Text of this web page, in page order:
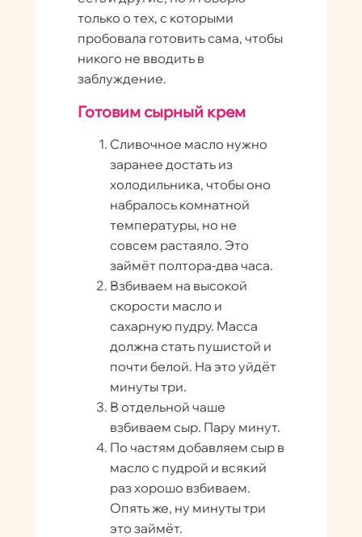
только о тех, с которыми
пробовала готовить сама, чтобы
никого не вводить в
заблуждение.
Готовим сырный крем
Сливочное масло нужно
заранее достать из
холодильника, чтобы оно
набралось комнатной
температуры, но не
совсем растаяло. Это
займёт полтора-два часа.
Взбиваем на высокой
скорости масло и
сахарную пудру. Масса
должна стать пушистой и
почти белой. На это уйдёт
минуты три.
В отдельной чаше
взбиваем сыр. Пару минут.
По частям добавляем сыр в
масло с пудрой и всякий
раз хорошо взбиваем.
Опять же, ну минуты три
это займёт.